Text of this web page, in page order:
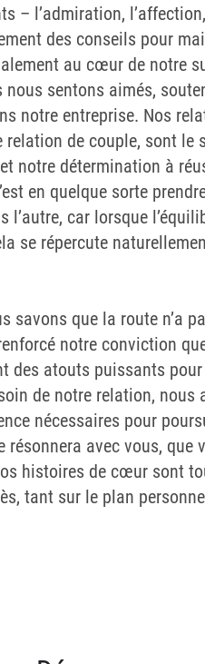
– l’admiration,
des conseils pour
au cœur de notre
sentons aimés,
notre entreprise. Nos
de couple, sont le
notre détermination à
en quelque sorte
l’autre, car lorsque
se répercute
savons que la route n’a
notre conviction
des atouts puissants
de notre relation, nous
nécessaires pour
résonnera avec vous, que
histoires de cœur sont
tant sur le plan